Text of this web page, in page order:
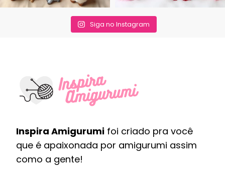
Siga no Instagram
Inspira Amigurumi foi criado pra você
que é apaixonada por amigurumi assim
como a gente!